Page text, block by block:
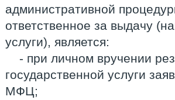
административной
ответственное за выдачу
услуги), является:
- при личном вручении
государственной услуги
МФЦ;